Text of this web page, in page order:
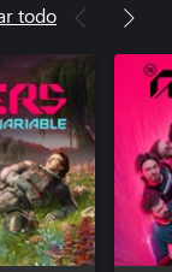
todo